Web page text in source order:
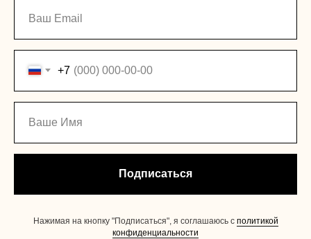
+7
Подписаться
Нажимая на кнопку "Подписаться", я соглашаюсь с политикой
конфиденциальности